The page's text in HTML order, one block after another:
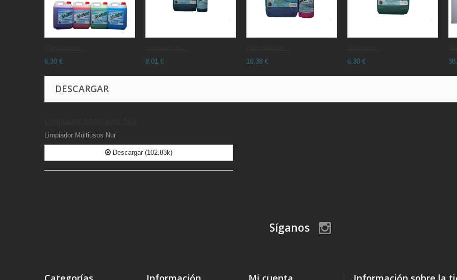
6,30 €
8,01 €
16,38 €
6,30 €
DESCARGAR
Limpiador Multiusos Nur
Descargar (102.83k)
Síganos